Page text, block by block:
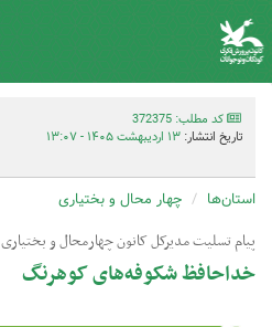
کد مطلب: 372375
تاریخ انتشار: ۱۳ اردیبهشت ۱۴۰۵ - ۱۳:۰۷
استان‌ها چهار محال و بختیاری
پیام تسلیت مدیرکل کانون چهارمحال و بختیاری
خداحافظ شکوفه‌های کوهرنگ